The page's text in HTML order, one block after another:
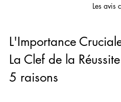
Les avis
L'Importance
La Clef de la
5 raisons